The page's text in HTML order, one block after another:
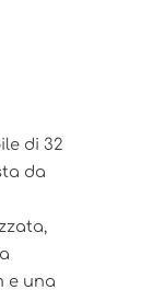
di 32
da
e una